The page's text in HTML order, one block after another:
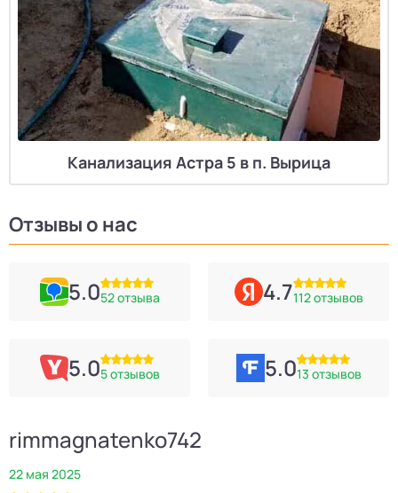
Канализация Астра 5 в п. Вырица
Отзывы о нас
5.052 отзыва 4.7112 отзывов
5.05 отзывов 5.013 отзывов
rimmagnatenko742
22 мая 2025